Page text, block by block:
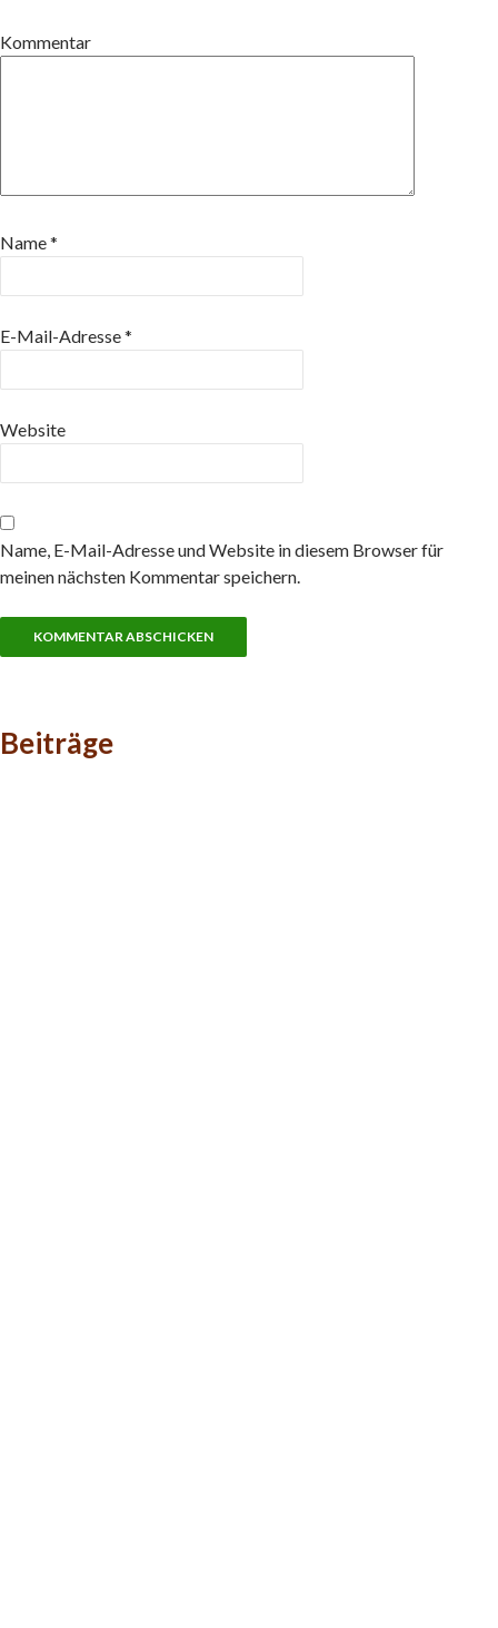
Kommentar
Name*
E-Mail-Adresse*
Website
Name, E-Mail-Adresse und Website in diesem Browser für
meinen nächsten Kommentar speichern.
Beiträge